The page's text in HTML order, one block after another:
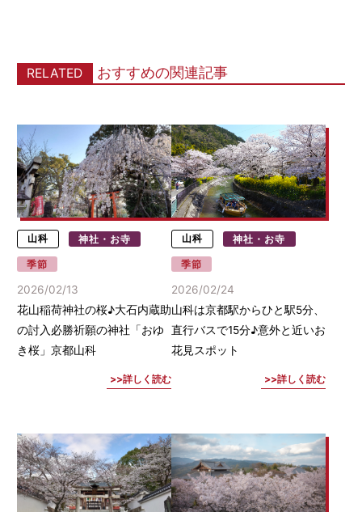
RELATED おすすめの関連記事
山科 神社・お寺
季節
2026/02/13
花山稲荷神社の桜♪大石内蔵助
の討入必勝祈願の神社「おゆ
き桜」京都山科
詳しく読む
山科 神社・お寺
季節
2026/02/24
山科は京都駅からひと駅5分、
直行バスで15分♪意外と近いお
花見スポット
詳しく読む